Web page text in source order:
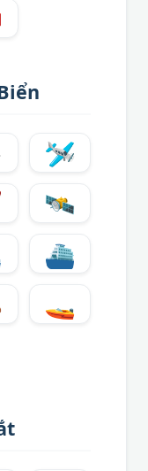
🛩️
🛰️
⛴️
🚤